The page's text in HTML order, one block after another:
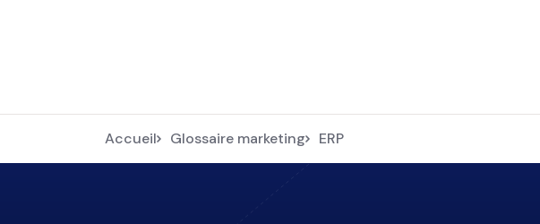
Accueil Glossaire marketing ERP